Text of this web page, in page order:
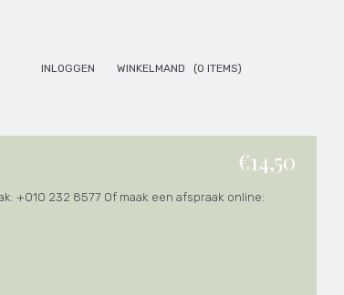
INLOGGEN WINKELMAND (0 ITEMS)
€14,50
+010 232 8577 Of maak een afspraak online: